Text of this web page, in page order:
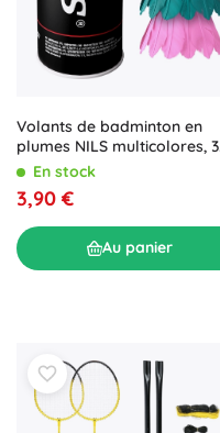
Volants de badminton en
plumes NILS multicolores, 3
pcsEn stock
3,90 €
Au panier